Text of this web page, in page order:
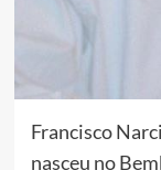
Francisco
nasceu no